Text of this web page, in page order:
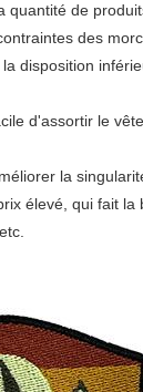
quantité de
des
disposition
d'assortir le
la
élevé, qui fait la